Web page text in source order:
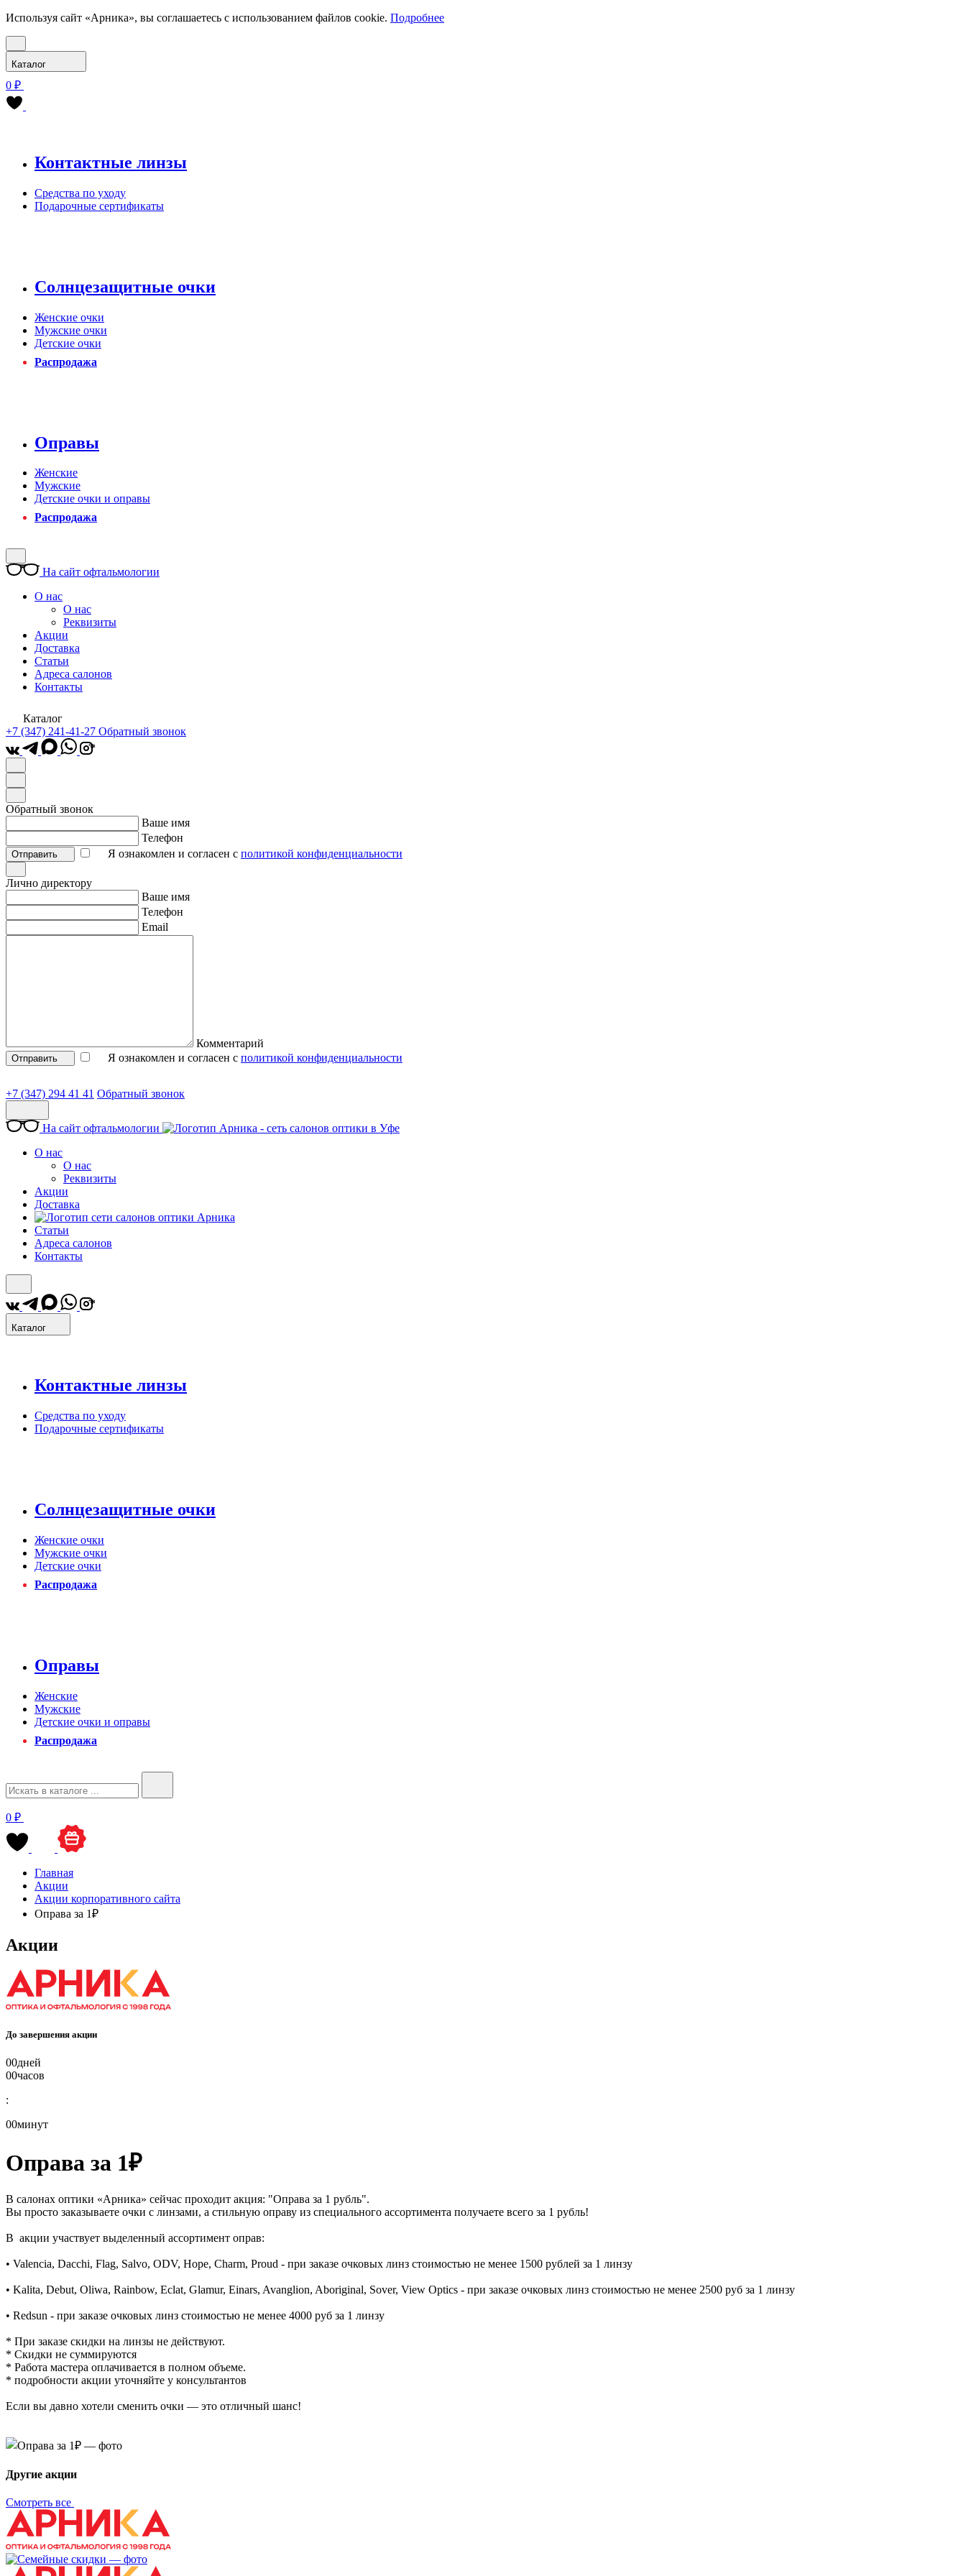
Используя сайт «Арника», вы соглашаетесь с использованием файлов cookie. Подробнее
Каталог
0 ₽
Контактные линзы
Средства по уходу
Подарочные сертификаты
Солнцезащитные очки
Женские очки
Мужские очки
Детские очки
Распродажа
Оправы
Женские
Мужские
Детские очки и оправы
Распродажа
На сайт офтальмологии
О нас
О нас
Реквизиты
Акции
Доставка
Статьи
Адреса салонов
Контакты
Каталог
+7 (347) 241-41-27 Обратный звонок
*
Обратный звонок
Ваше имя
Телефон
Отправить Я ознакомлен и согласен с политикой конфиденциальности
Лично директору
Ваше имя
Телефон
Email
Комментарий
Отправить Я ознакомлен и согласен с политикой конфиденциальности
+7 (347) 294 41 41 Обратный звонок
На сайт офтальмологии
О нас
О нас
Реквизиты
Акции
Доставка
Статьи
Адреса салонов
Контакты
*
Каталог
Контактные линзы
Средства по уходу
Подарочные сертификаты
Солнцезащитные очки
Женские очки
Мужские очки
Детские очки
Распродажа
Оправы
Женские
Мужские
Детские очки и оправы
Распродажа
0 ₽
Главная
Акции
Акции корпоративного сайта
Оправа за 1₽
Акции
До завершения акции
00дней
00часов
:
00минут
Оправа за 1₽
В салонах оптики «Арника» сейчас проходит акция: "Оправа за 1 рубль".
Вы просто заказываете очки с линзами, а стильную оправу из специального ассортимента получаете всего за 1 рубль!
В акции участвует выделенный ассортимент оправ:
• Valencia, Dacchi, Flag, Salvo, ODV, Hope, Charm, Proud - при заказе очковых линз стоимостью не менее 1500 рублей за 1 линзу
• Kalita, Debut, Oliwa, Rainbow, Eclat, Glamur, Einars, Avanglion, Aboriginal, Sover, View Optics - при заказе очковых линз стоимостью не менее 2500 руб за 1 линзу
• Redsun - при заказе очковых линз стоимостью не менее 4000 руб за 1 линзу
* При заказе скидки на линзы не действуют.
* Скидки не суммируются
* Работа мастера оплачивается в полном объеме.
* подробности акции уточняйте у консультантов
Если вы давно хотели сменить очки — это отличный шанс!
Другие акции
Смотреть все